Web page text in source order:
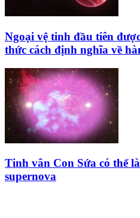
Ngoại vệ tinh đầu tiên
thức cách định nghĩa về
Tinh vân Con Sứa có thể
supernova